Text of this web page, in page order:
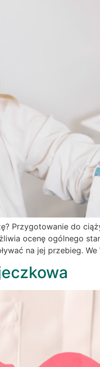
Przygotowanie do
ocenę ogólnego
na jej przebieg.